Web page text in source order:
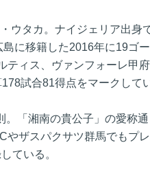
ウタカ。ナイジェリア出身
に移籍した2016年に19ゴ
ティス、ヴァンフォーレ甲
試合81得点をマークして
。「湘南の貴公子」の愛称
やザスパクサツ群馬でもプ
ている。